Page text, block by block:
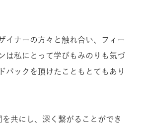
イナーの方々と触れ合い、フィー
は私にとって学びもみのりも気づ
バックを頂けたこともとてもあり
共にし、深く繋がることができ